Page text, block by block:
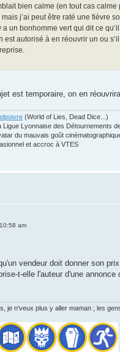
bien calme (en tout cas
j’ai peut être raté une fièvre
a un bonhomme vert qui dit ce
est autorisé à en réouvrir un ou
est temporaire, on en
(World of Lies, Dead Dice...)
Ligue Lyonnaise des Détournements
du mauvais goût
et accroc à VTES
am
vendeur doit donner son
t-elle l'auteur d'une annonce
je n'veux plus y aller maman ; les